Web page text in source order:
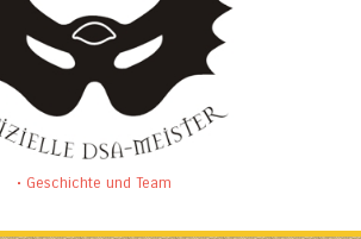
• Geschichte und Team